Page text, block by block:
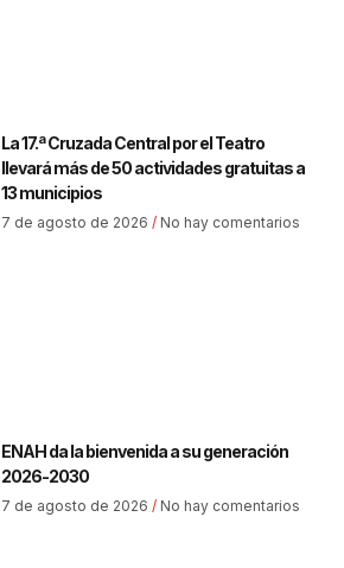
La 17.ª Cruzada Central por el Teatro
llevará más de 50 actividades gratuitas a
13 municipios
7 de agosto de 2026 No hay comentarios
ENAH da la bienvenida a su generación
2026-2030
7 de agosto de 2026 No hay comentarios